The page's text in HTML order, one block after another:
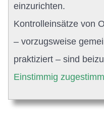
einzurichten.
Kontrolleinsätze von
– vorzugsweise
praktiziert – sind
Einstimmig